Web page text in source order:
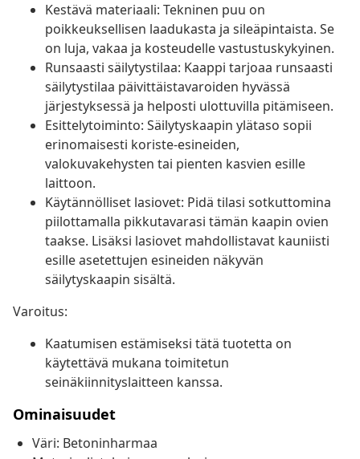
Kestävä materiaali: Tekninen puu on
poikkeuksellisen laadukasta ja sileäpintaista. Se
on luja, vakaa ja kosteudelle vastustuskykyinen.
Runsaasti säilytystilaa: Kaappi tarjoaa runsaasti
säilytystilaa päivittäistavaroiden hyvässä
järjestyksessä ja helposti ulottuvilla pitämiseen.
Esittelytoiminto: Säilytyskaapin ylätaso sopii
erinomaisesti koriste-esineiden,
valokuvakehysten tai pienten kasvien esille
laittoon.
Käytännölliset lasiovet: Pidä tilasi sotkuttomina
piilottamalla pikkutavarasi tämän kaapin ovien
taakse. Lisäksi lasiovet mahdollistavat kauniisti
esille asetettujen esineiden näkyvän
säilytyskaapin sisältä.
Varoitus:
Kaatumisen estämiseksi tätä tuotetta on
käytettävä mukana toimitetun
seinäkiinnityslaitteen kanssa.
Ominaisuudet
Väri: Betoninharmaa